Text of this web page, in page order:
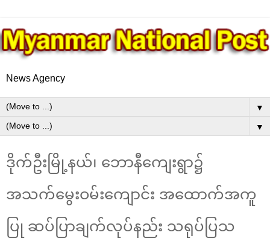
News Agency
▼
▼
ဒိုက်ဦးမြို့နယ်၊ ဘောနီကျေးရွာ၌
အသက်မွေးဝမ်းကျောင်း အထောက်အကူ
ပြု ဆပ်ပြာချက်လုပ်နည်း သရုပ်ပြသ